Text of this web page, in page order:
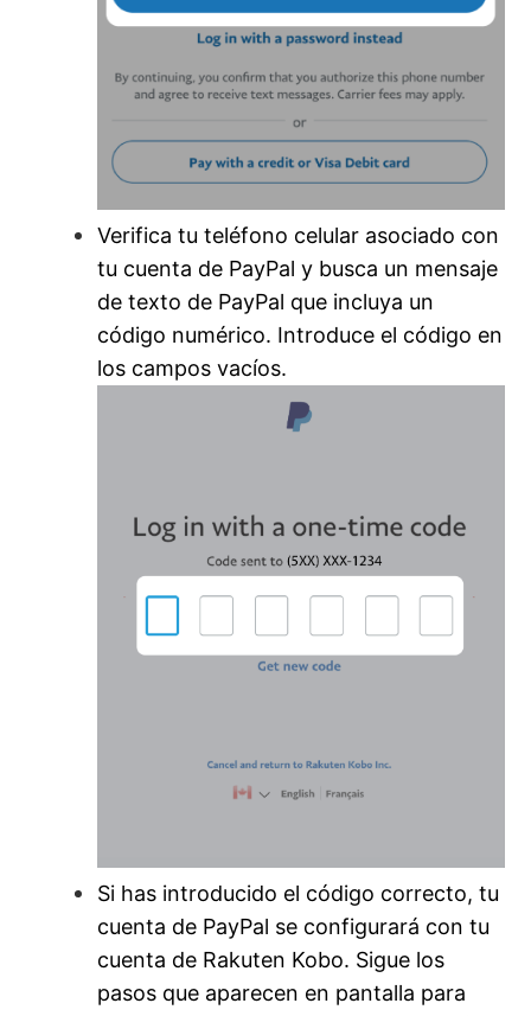
Verifica tu teléfono celular asociado con
tu cuenta de PayPal y busca un mensaje
de texto de PayPal que incluya un
código numérico. Introduce el código en
los campos vacíos.
Si has introducido el código correcto, tu
cuenta de PayPal se configurará con tu
cuenta de Rakuten Kobo. Sigue los
pasos que aparecen en pantalla para